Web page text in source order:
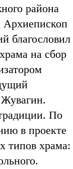
района
Архиепископ
благословил
на сбор
Жувагин.
По
в проекте
типов храма: